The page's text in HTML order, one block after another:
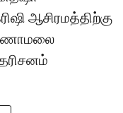
ஆசிரமத்திற்கு